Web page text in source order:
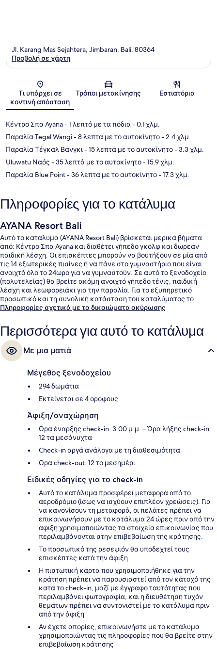
Χάρτης
Jl. Karang Mas Sejahtera, Jimbaran, Bali, 80364
Προβολή σε χάρτη
Τι υπάρχει σε
κοντινή απόσταση
Τρόποι μετακίνησης Εστιατόρια
Κέντρο Σπα Ayana- 1 λεπτό με τα πόδια- 0.1 χλμ.
Παραλία Tegal Wangi- 8 λεπτά με το αυτοκίνητο- 2.4 χλμ.
Παραλία Τέγκαλ Βάνγκι- 15 λεπτά με το αυτοκίνητο- 3.3 χλμ.
Uluwatu Ναός - 35 λεπτά με το αυτοκίνητο- 15.9 χλμ.
Παραλία Blue Point- 36 λεπτά με το αυτοκίνητο- 17.3 χλμ.
Πληροφορίες για το κατάλυμα
AYANA Resort Bali
Αυτό το κατάλυμα (AYANA Resort Bali) βρίσκεται μερικά βήματα
από: Κέντρο Σπα Ayana και διαθέτει γήπεδο γκολφ και δωρεάν
παιδική λέσχη. Οι επισκέπτες μπορούν να βουτήξουν σε μία από
τις 14 εξωτερικές πισίνες ή να πάνε στο γυμναστήριο που είναι
ανοιχτό όλο το 24ωρο για να γυμναστούν. Σε αυτό το ξενοδοχείο
(πολυτελείας) θα βρείτε ακόμη ανοιχτό γήπεδο τένις, παιδική
λέσχη και λεωφορειάκι για την παραλία. Για το εξυπηρετικό
προσωπικό και τη συνολική κατάσταση του καταλύματος το
κατάλυμα λαμβάνει καλή βαθμολογία από τους ταξιδιώτες.
Πληροφορίες σχετικά με τα δικαιώματα ακύρωσης
Περισσότερα για αυτό το κατάλυμα
Με μια ματιά
Μέγεθος ξενοδοχείου
294 δωμάτια
Εκτείνεται σε 4 ορόφους
Άφιξη/αναχώρηση
Ώρα έναρξης check-in: 3:00 μ.μ. – Ώρα λήξης check-in:
12 τα μεσάνυχτα
Check-in αργά ανάλογα με τη διαθεσιμότητα
Ώρα check-out: 12 το μεσημέρι
Ειδικές οδηγίες για το check-in
Αυτό το κατάλυμα προσφέρει μεταφορά από το
αεροδρόμιο (ίσως να ισχύουν επιπλέον χρεώσεις). Για
να κανονίσουν τη μεταφορά, οι πελάτες πρέπει να
επικοινωνήσουν με το κατάλυμα 24 ώρες πριν από την
άφιξη χρησιμοποιώντας τα στοιχεία επικοινωνίας που
περιλαμβάνονται στην επιβεβαίωση της κράτησης.
Το προσωπικό της ρεσεψιόν θα υποδεχτεί τους
επισκέπτες κατά την άφιξη.
Η πιστωτική κάρτα που χρησιμοποιήθηκε για την
κράτηση πρέπει να παρουσιαστεί από τον κάτοχό της
κατά το check-in, μαζί με έγγραφο ταυτότητας που
περιλαμβάνει φωτογραφία, και η διευθέτηση τυχόν
θεμάτων πρέπει να συντονιστεί με το κατάλυμα πριν
από την άφιξη
Αν έχετε απορίες, επικοινωνήστε με το κατάλυμα
χρησιμοποιώντας τις πληροφορίες που θα βρείτε στην
επιβεβαίωση κράτησης